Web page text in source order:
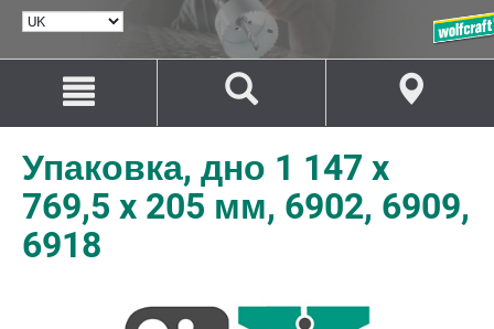
ВИБРАТИ
Перейти
змісту
Перейти
навігації
Упаковка, дно 1 147 x
769,5 x 205 мм, 6902, 6909,
6918